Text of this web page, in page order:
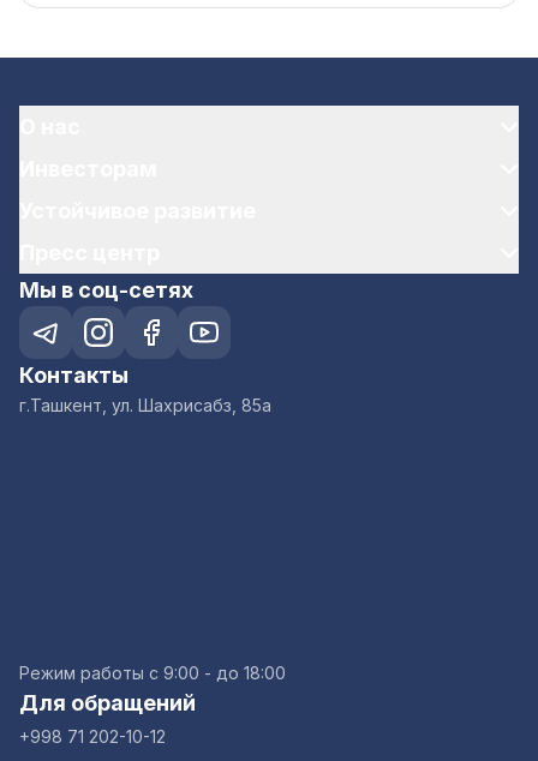
Мы в соц-сетях
Контакты
г.Ташкент, ул. Шахрисабз, 85а
Режим работы с 9:00 - до 18:00
Для обращений
+998 71 202-10-12